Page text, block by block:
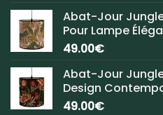
Abat-Jour
Pour Lampe
49.00€
Abat-Jour
Design
49.00€